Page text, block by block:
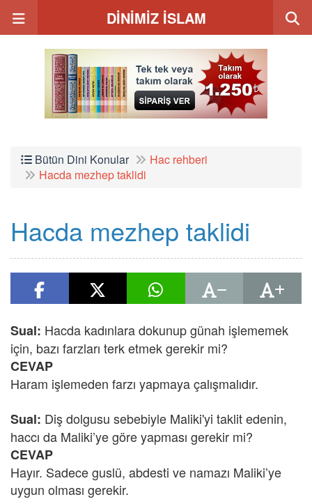
DİNİMİZ İSLAM
Bütün Dini Konular
Hac rehberi
Hacda mezhep taklidi
Hacda mezhep taklidi
Sual: Hacda kadınlara dokunup günah işlememek
için, bazı farzları terk etmek gerekir mi?
CEVAP
Haram işlemeden farzı yapmaya çalışmalıdır.
Sual: Diş dolgusu sebebiyle Maliki'yi taklit edenin,
haccı da Maliki’ye göre yapması gerekir mi?
CEVAP
Hayır. Sadece guslü, abdesti ve namazı Maliki’ye
uygun olması gerekir.